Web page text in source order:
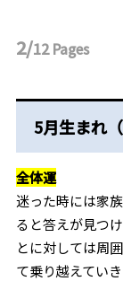
2/12Pages
5月生まれ
全体運
迷った時には家
ると答えが見つ
とに対しては周
て乗り越えていき